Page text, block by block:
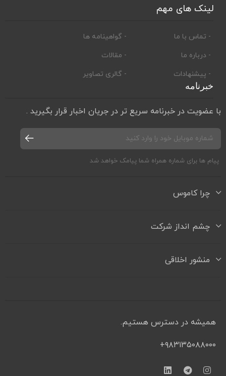
لینک های مهم
- تماس با ما
- درباره ما
- پیشنهادات
- گواهینامه ها
- مقالات
- گالری تصاویر
خبرنامه
با عضویت در خبرنامه سریع تر در جریان اخبار قرار بگیرید .
پیام ها برای شماره همراه شما پیامک خواهد شد
چرا کاموس
چشم انداز شرکت
منشور اخلاقی
همیشه در دسترس هستیم.
۹۸۳۱۳۵۰۸۸۰۰۰+